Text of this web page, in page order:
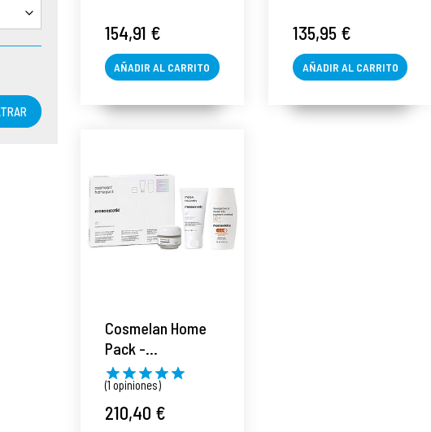
154,91 €
AÑADIR AL CARRITO
135,95 €
AÑADIR AL CARRITO
Cosmelan Home
Pack -
Mesoestetic ®
(1 opiniones)
210,40 €